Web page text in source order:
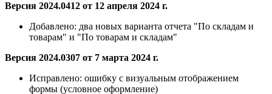
Версия 2024.0412 от 12 апреля 2024 г.
Добавлено: два новых варианта отчета "По складам и
товарам" и "По товарам и складам"
Версия 2024.0307 от 7 марта 2024 г.
Исправлено: ошибку с визуальным отображением
формы (условное оформление)